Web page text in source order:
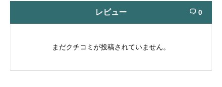
レビュー  0
まだクチコミが投稿されていません。